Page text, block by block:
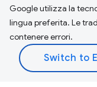
Google utilizza la
lingua preferita. Le
contenere errori.